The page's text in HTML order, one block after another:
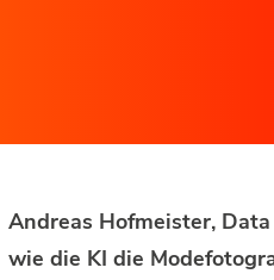
Andreas Hofmeister,
wie die KI die